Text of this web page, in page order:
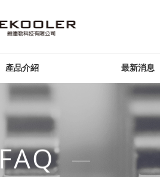
產品介紹 最新消息
FAQ